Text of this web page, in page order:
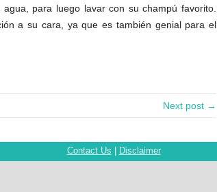
para luego lavar con su champú favorito.
a su cara, ya que es también genial para el
Next post →
Contact Us Disclaimer